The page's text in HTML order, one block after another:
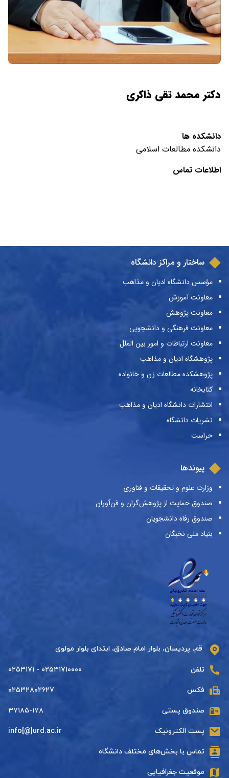
دکتر محمد تقی ذاکری
دانشکده ها
دانشکده مطالعات اسلامی
اطلاعات تماس
ساختار و مراکز دانشگاه
مؤسس دانشگاه ادیان و مذاهب
معاونت آموزش
معاونت پژوهش
معاونت فرهنگی و دانشجویی
معاونت ارتباطات و امور بین الملل
پژوهشگاه ادیان و مذاهب
پژوهشکده مطالعات زن و خانواده
کتابخانه
انتشارات دانشگاه ادیان و مذاهب
نشریات دانشگاه
حراست
پیوندها
وزارت علوم و تحقیقات و فناوری
صندوق حمایت از پژوهش‌گران و فن‌آوران
صندوق رفاه دانشجویان
بنیاد ملی نخبگان
قم، پردیسان، بلوار امام صادق، ابتدای بلوار مولوی
تلفن ۰۲۵۳۱۷۱۰۰۰۰ - ۰۲۵۳۱۷۱
فکس ۰۲۵۳۲۸۰۲۶۲۷
صندوق پستی ۳۷۱۸۵-۱۷۸
پست الکترونیک info[@]urd.ac.ir
تماس با بخش‌های مختلف دانشگاه
موقعیت جغرافیایی